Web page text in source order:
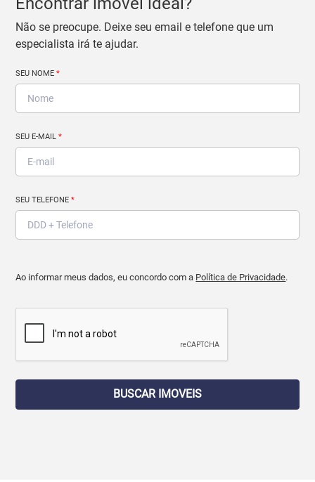
Não se preocupe. Deixe seu email e telefone que um
especialista irá te ajudar.
SEU NOME*
SEU E-MAIL*
SEU TELEFONE*
Ao informar meus dados, eu concordo com a Política de Privacidade.
BUSCAR IMOVEIS